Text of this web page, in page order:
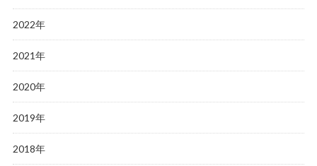
2022年
2021年
2020年
2019年
2018年